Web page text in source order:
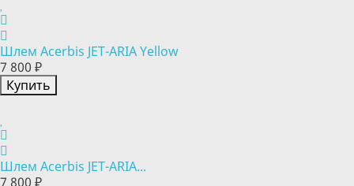
Шлем Acerbis JET-ARIA Yellow
7 800 ₽
Купить
Шлем Acerbis JET-ARIA...
7 800 ₽